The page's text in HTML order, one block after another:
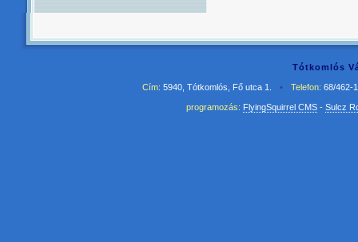
Tótkomlós
Cím: 5940, Tótkomlós, Fő utca 1. • Telefon: 68/462-
programozás: FlyingSquirrel CMS- Sulcz